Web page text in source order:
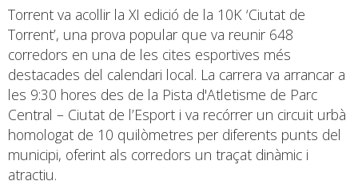
Torrent va acollir la XI edició de la 10K ‘Ciutat de
Torrent’, una prova popular que va reunir 648
corredors en una de les cites esportives més
destacades del calendari local. La carrera va arrancar a
les 9:30 hores des de la Pista d'Atletisme de Parc
Central – Ciutat de l’Esport i va recórrer un circuit urbà
homologat de 10 quilòmetres per diferents punts del
municipi, oferint als corredors un traçat dinàmic i
atractiu.